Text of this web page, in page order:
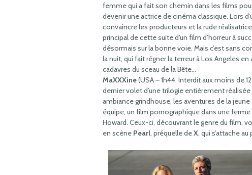
femme qui a fait son chemin dans les films
devenir une actrice de cinéma classique. Lors
convaincre les producteurs et la rude
principal de cette suite d’un film d’horreur à
désormais sur la bonne voie. Mais c’est sans
la nuit, qui fait régner la terreur à Los Angeles
cadavres du sceau de la Bête…
MaXXXine(USA – 1h44. Interdit aux moins de
dernier volet d’une trilogie entièrement réalisée
ambiance grindhouse, les aventures de la
équipe, un film pornographique dans une
Howard. Ceux-ci, découvrant le genre du film,
en scène Pearl, préquelle deX, qui s’attache